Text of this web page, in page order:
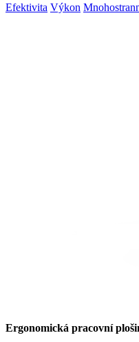
Efektivita Výkon
Ergonomická pracovní